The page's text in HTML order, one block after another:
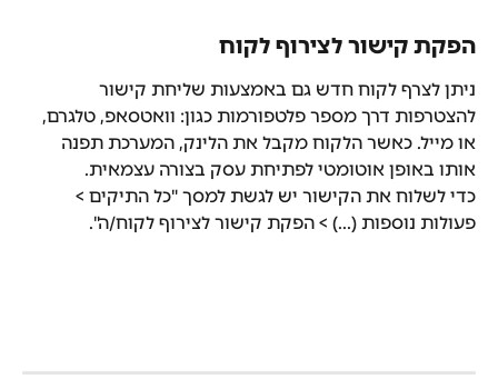
הפקת קישור לצירוף לקוח
ניתן לצרף לקוח חדש גם באמצעות שליחת קישור
להצטרפות דרך מספר פלטפורמות כגון: וואטסאפ, טלגרם,
או מייל. כאשר הלקוח מקבל את הלינק, המערכת תפנה
אותו באופן אוטומטי לפתיחת עסק בצורה עצמאית.
כדי לשלוח את הקישור יש לגשת למסך "כל התיקים >
פעולות נוספות (...) > הפקת קישור לצירוף לקוח/ה".